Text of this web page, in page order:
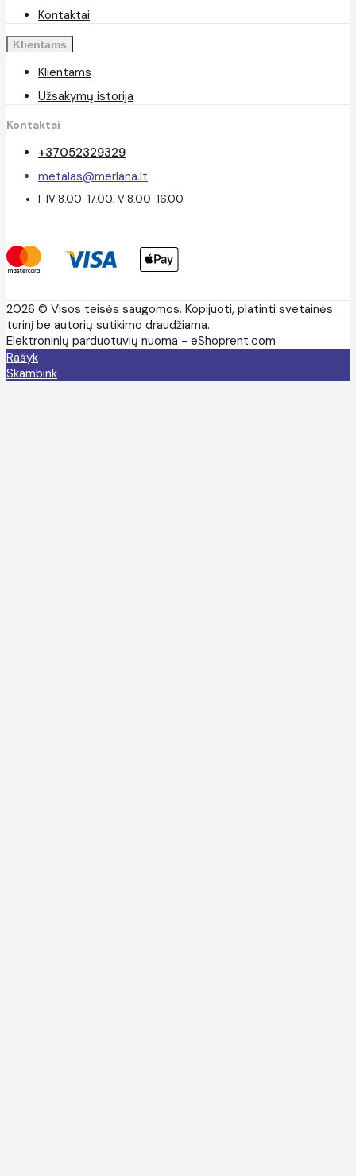
Kontaktai
Klientams
Klientams
Užsakymų istorija
Kontaktai
+37052329329
metalas@merlana.lt
I-IV 8.00-17.00; V 8.00-16.00
2026 © Visos teisės saugomos. Kopijuoti, platinti svetainės
turinį be autorių sutikimo draudžiama.
Elektroninių parduotuvių nuoma - eShoprent.com
Rašyk
Skambink